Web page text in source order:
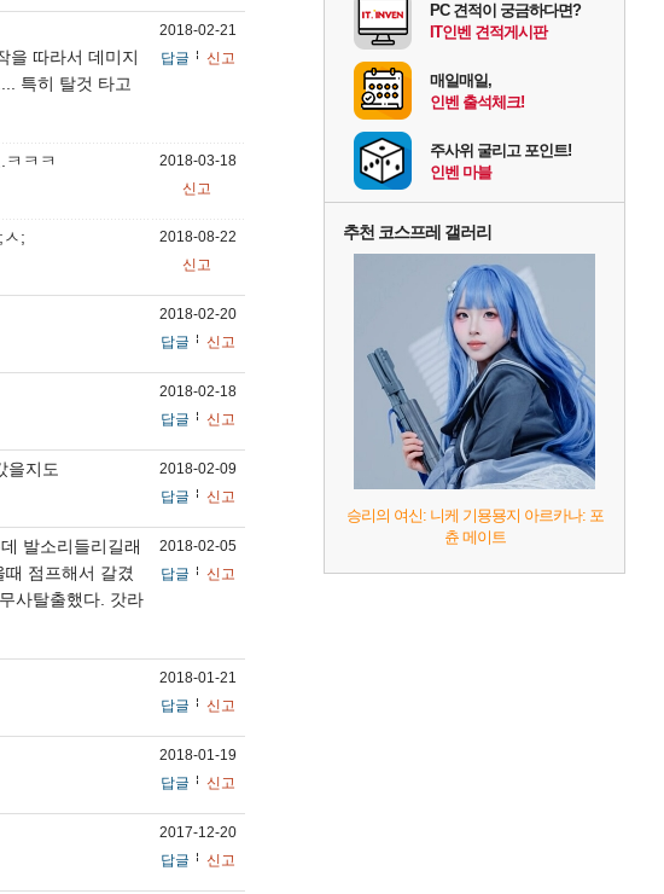
을 따라서 데미지
특히 탈것 타고
2018-02-21
답글
신고
ㅋㅋ
2018-03-18
신고
;
2018-08-22
신고
2018-02-20
답글
신고
2018-02-18
답글
신고
을지도
2018-02-09
답글
신고
발소리들리길래
점프해서 갈겼
사탈출했다. 갓라
2018-02-05
답글
신고
2018-01-21
답글
신고
2018-01-19
답글
신고
2017-12-20
답글
신고
PC 견적이 궁금하다면?
IT인벤 견적게시판
매일매일,
인벤 출석체크!
주사위 굴리고 포인트!
인벤 마블
추천 코스프레 갤러리
승리의 여신: 니케 기묭묭지 아르카나: 포
츈 메이트